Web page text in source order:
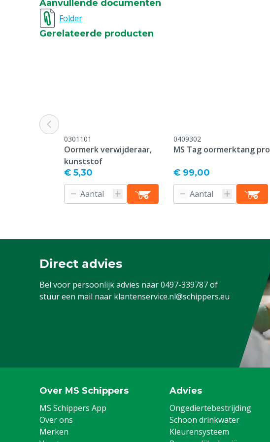
Bedrukking
Type sluiting pin
Kleur
Groen
Nummerreeks
Aanvullende documenten
Folder
Gerelateerde producten
0301101
Oormerk verwijderaar,
kunststof
€ 5,30
0409302
MS Tag oormerktang pro
€ 99,00
Direct advies
Bel voor persoonlijk advies naar0497-339787of
stuur een mail naar klantenservice.nl@schippers.eu
Over MS Schippers
MS Schippers App
Over ons
Merken
Advies
Ongediertebestrijding
Schoon drinkwater
Kleurensysteem